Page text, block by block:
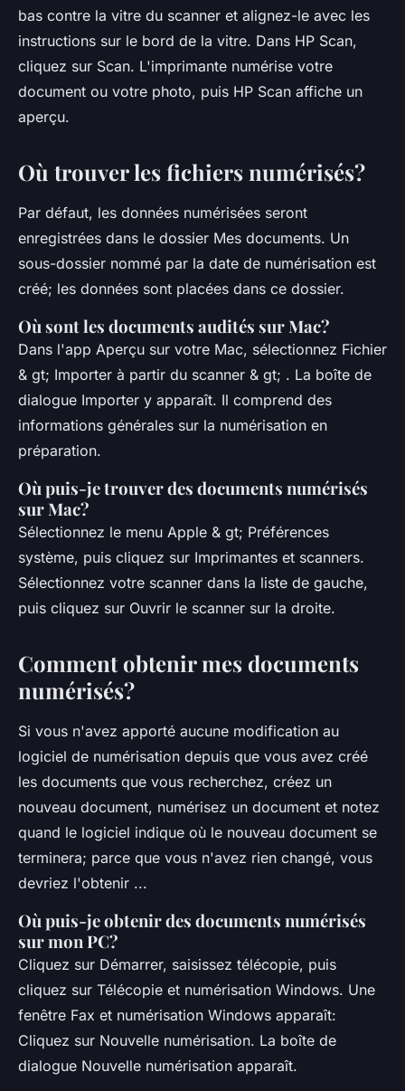
bas contre la vitre du scanner et alignez-le avec les
instructions sur le bord de la vitre. Dans HP Scan,
cliquez sur Scan. L'imprimante numérise votre
document ou votre photo, puis HP Scan affiche un
aperçu.
Où trouver les fichiers numérisés?
Par défaut, les données numérisées seront
enregistrées dans le dossier Mes documents. Un
sous-dossier nommé par la date de numérisation est
créé; les données sont placées dans ce dossier.
Où sont les documents audités sur Mac?
Dans l'app Aperçu sur votre Mac, sélectionnez Fichier
& gt; Importer à partir du scanner & gt; . La boîte de
dialogue Importer y apparaît. Il comprend des
informations générales sur la numérisation en
préparation.
Où puis-je trouver des documents numérisés
sur Mac?
Sélectionnez le menu Apple & gt; Préférences
système, puis cliquez sur Imprimantes et scanners.
Sélectionnez votre scanner dans la liste de gauche,
puis cliquez sur Ouvrir le scanner sur la droite.
Comment obtenir mes documents
numérisés?
Si vous n'avez apporté aucune modification au
logiciel de numérisation depuis que vous avez créé
les documents que vous recherchez, créez un
nouveau document, numérisez un document et notez
quand le logiciel indique où le nouveau document se
terminera; parce que vous n'avez rien changé, vous
devriez l'obtenir ...
Où puis-je obtenir des documents numérisés
sur mon PC?
Cliquez sur Démarrer, saisissez télécopie, puis
cliquez sur Télécopie et numérisation Windows. Une
fenêtre Fax et numérisation Windows apparaît:
Cliquez sur Nouvelle numérisation. La boîte de
dialogue Nouvelle numérisation apparaît.